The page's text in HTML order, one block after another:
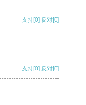
支持[0] 反对[0]
支持[0] 反对[0]